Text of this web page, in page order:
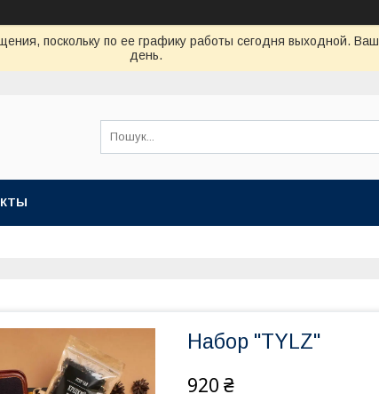
поскольку по ее графику работы сегодня выходной.
день.
Набор "TYLZ"
920 ₴